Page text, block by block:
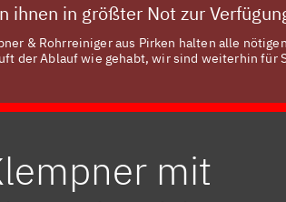
ihnen in größter Not zur
& Rohrreiniger aus Pirken halten alle
der Ablauf wie gehabt, wir sind weiterhin für
mit